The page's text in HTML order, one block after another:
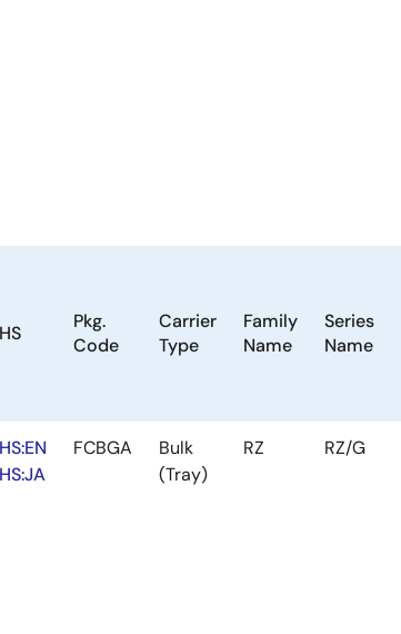
Pkg.
Code
Carrier
Type
Family
Name
Series
Name
FCBGA
Bulk
(Tray)
RZ RZ/G